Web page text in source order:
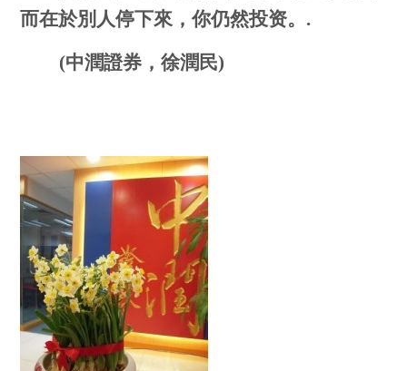
而在於別人停下來，你仍然投资。 .
(中潤證券，徐潤民)